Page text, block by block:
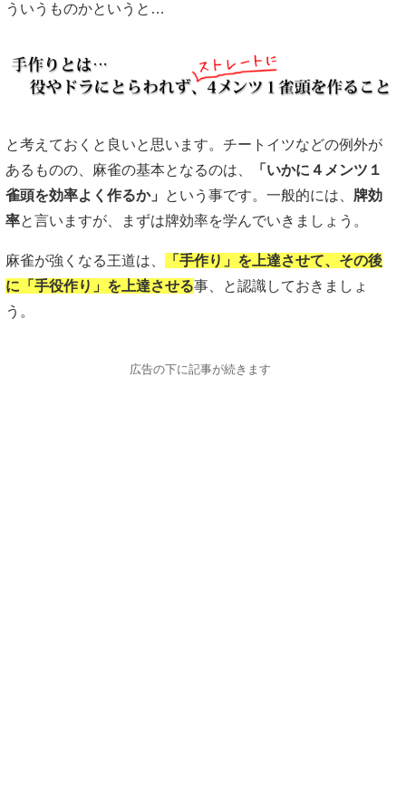
ういうものかというと…
と考えておくと良いと思います。チートイツなどの例外が
あるものの、麻雀の基本となるのは、
「いかに４メンツ１
雀頭を効率よく作るか」
という事です。一般的には、 牌効
率と言いますが、まずは牌効率を学んでいきましょう。
麻雀が強くなる王道は、
「手作り」を上達させて、その後
に「手役作り」を上達させる事、と認識しておきましょ
う。
広告の下に記事が続きます